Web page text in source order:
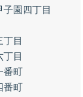
子園四丁目
丁目
丁目
番町
番町